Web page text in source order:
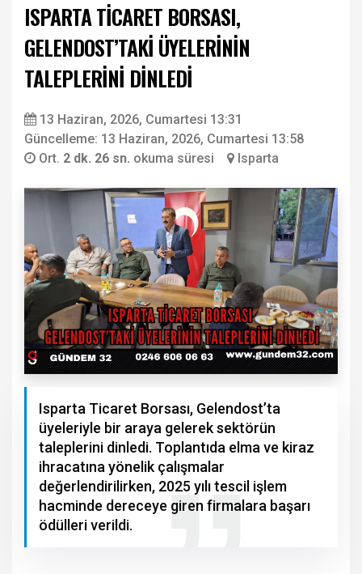
ISPARTA TİCARET BORSASI,
GELENDOST’TAKİ ÜYELERİNİN
TALEPLERİNİ DİNLEDİ
13 Haziran, 2026, Cumartesi 13:31
Güncelleme: 13 Haziran, 2026, Cumartesi 13:58
Ort. 2 dk. 26 sn. okuma süresi Isparta
Isparta Ticaret Borsası, Gelendost’ta
üyeleriyle bir araya gelerek sektörün
taleplerini dinledi. Toplantıda elma ve kiraz
ihracatına yönelik çalışmalar
değerlendirilirken, 2025 yılı tescil işlem
hacminde dereceye giren firmalara başarı
ödülleri verildi.